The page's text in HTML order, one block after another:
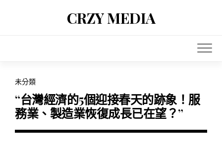
CRZY MEDIA
未分類
“台灣經濟的5個迎接春天的跡象！服
務業、製造業恢復成長已在望？”